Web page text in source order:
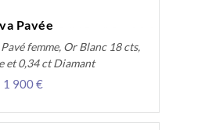
Pavée
femme, Or Blanc 18 cts,
et 0,34 ct Diamant
1 900 €